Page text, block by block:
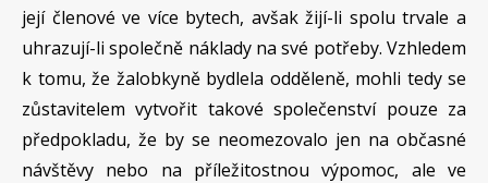
její členové ve více bytech, avšak žijí-li spolu trvale a
uhrazují-li společně náklady na své potřeby. Vzhledem
k tomu, že žalobkyně bydlela odděleně, mohli tedy se
zůstavitelem vytvořit takové společenství pouze za
předpokladu, že by se neomezovalo jen na občasné
návštěvy nebo na příležitostnou výpomoc, ale ve